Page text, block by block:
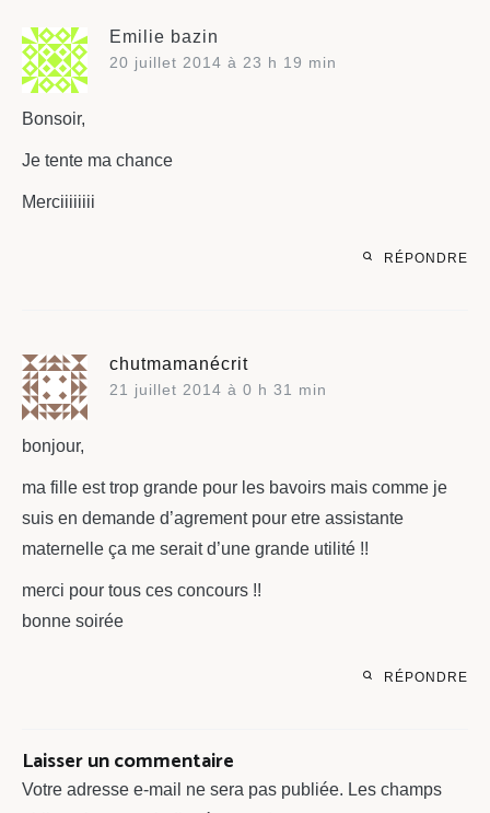
Emilie bazin
20 juillet 2014 à 23 h 19 min
Bonsoir,
Je tente ma chance
Merciiiiiiii
RÉPONDRE
chutmamanécrit
21 juillet 2014 à 0 h 31 min
bonjour,
ma fille est trop grande pour les bavoirs mais comme je
suis en demande d’agrement pour etre assistante
maternelle ça me serait d’une grande utilité !!
merci pour tous ces concours !!
bonne soirée
RÉPONDRE
Laisser un commentaire
Votre adresse e-mail ne sera pas publiée. Les champs